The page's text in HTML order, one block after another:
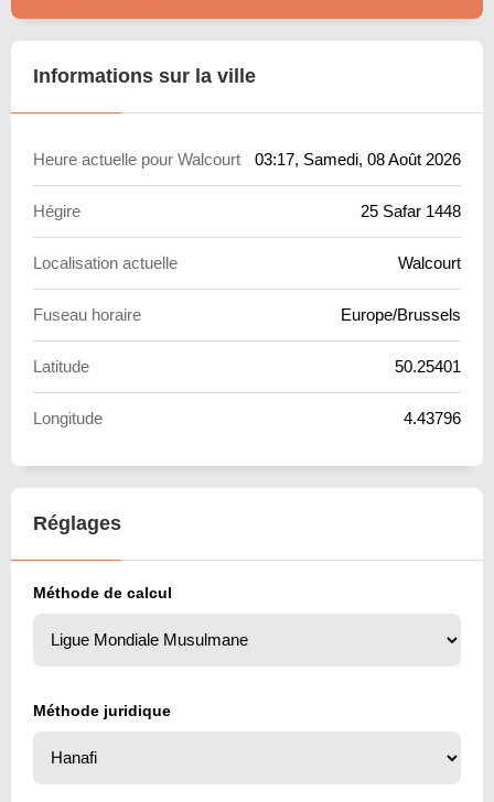
Informations sur la ville
Heure actuelle pour Walcourt 03:17, Samedi, 08 Août 2026
Hégire 25 Safar 1448
Localisation actuelle Walcourt
Fuseau horaire Europe/Brussels
Latitude 50.25401
Longitude 4.43796
Réglages
Méthode de calcul
Méthode juridique